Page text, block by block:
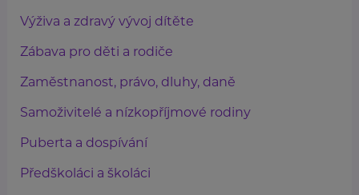
Výživa a zdravý vývoj dítěte
Zábava pro děti a rodiče
Zaměstnanost, právo, dluhy, daně
Samoživitelé a nízkopříjmové rodiny
Puberta a dospívání
Předškoláci a školáci